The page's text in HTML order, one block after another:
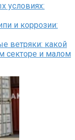
условиях:
и коррозии:
ветряки: какой
секторе и малом